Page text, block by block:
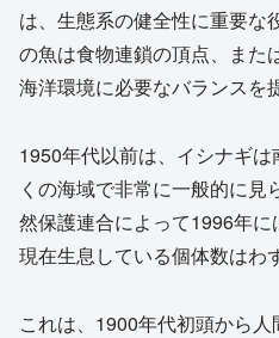
は、生態系の健全性に重要な
の魚は食物連鎖の頂点、また
海洋環境に必要なバランスを
1950年代以前は、イシナギ
くの海域で非常に一般的に見
然保護連合によって1996年に
現在生息している個体数はわ
これは、1900年代初頭から